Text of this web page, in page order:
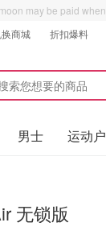
may be paid
换商城 折扣爆料
男士 运动
Air 无锁版